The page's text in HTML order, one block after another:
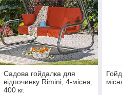
Садова гойдалка для
відпочинку Rimini, 4-місна,
400 кг.